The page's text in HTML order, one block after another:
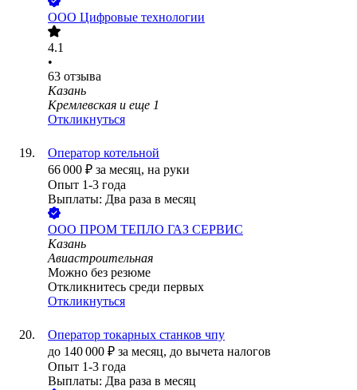
ООО Цифровые технологии
4.1
•
63 отзыва
Казань
Кремлевская и еще 1
Откликнуться
Оператор котельной
66 000 ₽ за месяц, на руки
Опыт 1-3 года
Выплаты: Два раза в месяц
ООО ПРОМ ТЕПЛО ГАЗ СЕРВИС
Казань
Авиастроительная
Можно без резюме
Откликнитесь среди первых
Откликнуться
Оператор токарных станков чпу
до 140 000 ₽ за месяц, до вычета налогов
Опыт 1-3 года
Выплаты: Два раза в месяц